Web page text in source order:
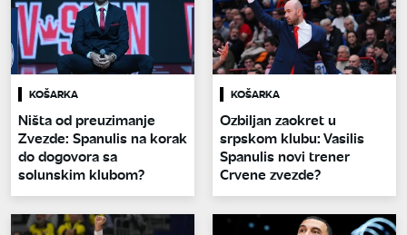
KOŠARKA
Ništa od preuzimanje
Zvezde: Spanulis na korak
do dogovora sa
solunskim klubom?
KOŠARKA
Ozbiljan zaokret u
srpskom klubu: Vasilis
Spanulis novi trener
Crvene zvezde?